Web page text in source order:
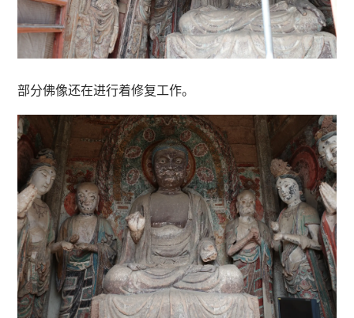
部分佛像还在进行着修复工作。